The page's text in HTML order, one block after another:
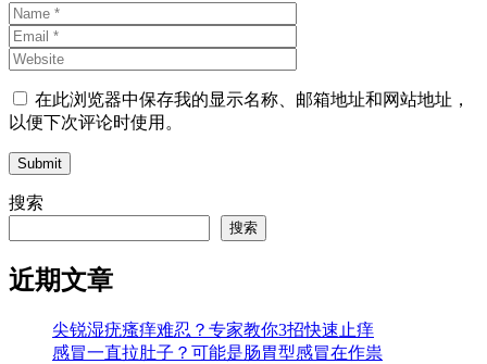
在此浏览器中保存我的显示名称、邮箱地址和网站地址，
以便下次评论时使用。
Submit
搜索
搜索
近期文章
尖锐湿疣瘙痒难忍？专家教你3招快速止痒
感冒一直拉肚子？可能是肠胃型感冒在作祟